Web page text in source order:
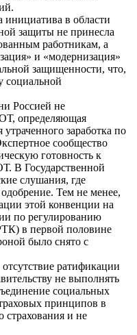
инициатива в области
защиты не принесла
работникам, а
и «модернизация»
защищенности, что,
социальной
Россией не
определяющая
заработка по
сообщество
готовность к
В Государственной
слушания, где
Тем не менее,
этой конвенции на
по регулированию
в первой половине
было снято с
ратификации
не выполнять
социальных
принципов в
страхования и не